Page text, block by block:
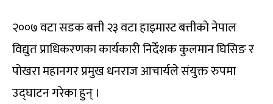
२००७ वटा सडक बत्ती २३ वटा हाइमास्ट बत्तीको नेपाल
विद्युत प्राधिकरणका कार्यकारी निर्देशक कुलमान घिसिङ र
पोखरा महानगर प्रमुख धनराज आचार्यले संयुक्त रुपमा
उद्घाटन गरेका हुन् ।